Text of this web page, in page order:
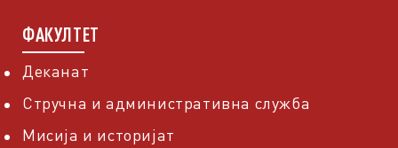
ФАКУЛТЕТ
Деканат
Стручна и административна служба
Мисија и историјат